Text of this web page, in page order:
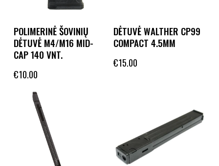
POLIMERINĖ ŠOVINIŲ
DĖTUVĖ M4/M16 MID-
CAP 140 VNT.
€10.00
DĖTUVĖ WALTHER CP99
COMPACT 4.5MM
€15.00